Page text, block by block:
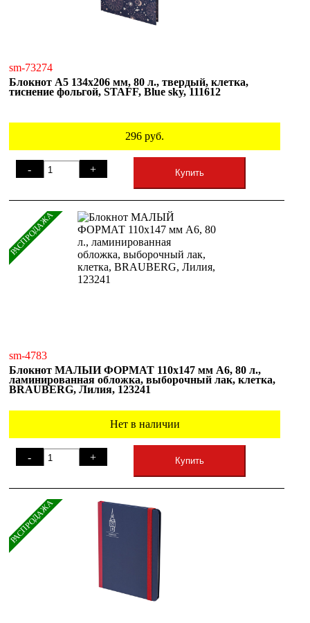
sm-73274
Блокнот А5 134х206 мм, 80 л., твердый, клетка,
тиснение фольгой, STAFF, Blue sky, 111612
296 руб.
- + Купить
РАСПРОДАЖА
sm-4783
Блокнот МАЛЫЙ ФОРМАТ 110х147 мм А6, 80 л.,
ламинированная обложка, выборочный лак, клетка,
BRAUBERG, Лилия, 123241
Нет в наличии
- + Купить
РАСПРОДАЖА